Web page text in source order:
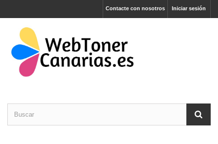
Iniciar sesión
Contacte con nosotros